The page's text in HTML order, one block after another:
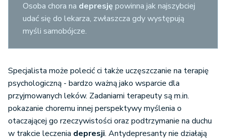
Osoba chora na depresję powinna jak najszybciej
udać się do lekarza, zwłaszcza gdy występują
myśli samobójcze.
Specjalista może polecić ci także uczęszczanie na terapię
psychologiczną - bardzo ważną jako wsparcie dla
przyjmowanych leków. Zadaniami terapeuty są m.in.
pokazanie choremu innej perspektywy myślenia o
otaczającej go rzeczywistości oraz podtrzymanie na duchu
w trakcie leczenia depresji. Antydepresanty nie działają